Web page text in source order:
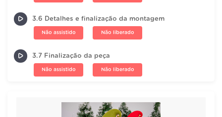
3.6 Detalhes e finalização da montagem
Não assistido Não liberado
3.7 Finalização da peça
Não assistido Não liberado